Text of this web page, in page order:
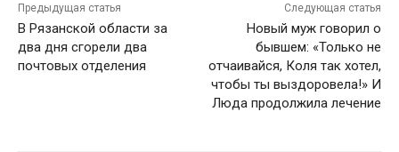
Предыдущая статья
В Рязанской области за
два дня сгорели два
почтовых отделения
Следующая статья
Новый муж говорил о
бывшем: «Только не
отчаивайся, Коля так хотел,
чтобы ты выздоровела!» И
Люда продолжила лечение